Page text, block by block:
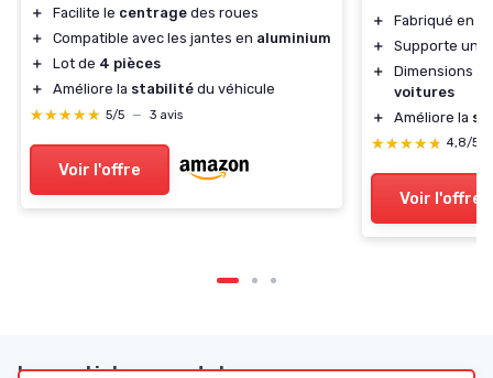
＋ Facilite le centrage des roues
＋
Compatible avec les jantes en aluminium
＋
Lot de 4 pièces
＋
Améliore la stabilité du véhicule
★★★★★
★★★★★ 5/5 — 3 avis
Voir l'offre
＋ Fabriqué en
＋
Supporte un
＋
Dimensions
voitures
＋
Améliore la
★★★★★
★★★★★ 4,8/5
Voir l'offre